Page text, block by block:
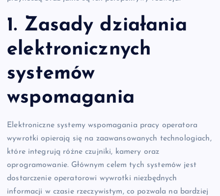
1. Zasady działania
elektronicznych
systemów
wspomagania
Elektroniczne systemy wspomagania pracy operatora
wywrotki opierają się na zaawansowanych technologiach,
które integrują różne czujniki, kamery oraz
oprogramowanie. Głównym celem tych systemów jest
dostarczenie operatorowi wywrotki niezbędnych
informacji w czasie rzeczywistym, co pozwala na bardziej